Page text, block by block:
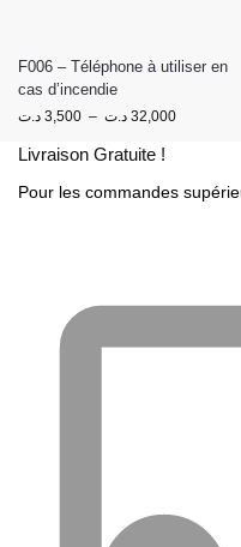
F006 – Téléphone à utiliser en
cas d’incendie
3,500 د.ت – 32,000 د.ت
Livraison Gratuite !
Pour les commandes